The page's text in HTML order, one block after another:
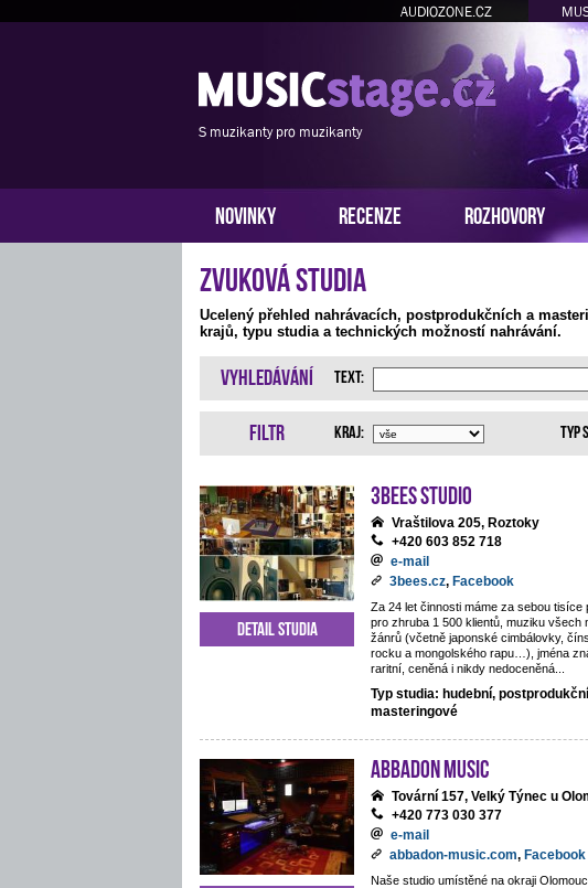
AUDIOZONE.CZ
S muzikanty pro muzikanty
NOVINKY RECENZE ROZHOVORY
Zvuková studia
Ucelený přehled nahrávacích, postprodukčních a
krajů, typu studia a technických možností nahrávání.
Vyhledávání Text:
Filtr Kraj: Typ
3bees studio
Vraštilova 205, Roztoky
+420 603 852 718
e-mail
3bees.cz, Facebook
Za 24 let činnosti máme za sebou tisíce
pro zhruba 1 500 klientů, muziku všech
žánrů (včetně japonské cimbálovky,
rocku a mongolského rapu…), jména
raritní, ceněná i nikdy nedoceněná...
Typ studia: hudební,
masteringové
Detail studia
ABBADON Music
Tovární 157, Velký Týnec u
+420 773 030 377
e-mail
abbadon-music.com, Facebook
Naše studio umístěné na okraji